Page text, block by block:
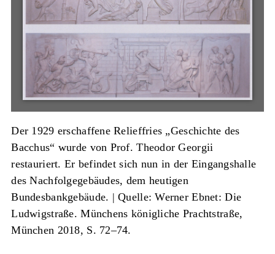
Der 1929 erschaffene Relieffries „Geschichte des
Bacchus“ wurde von Prof. Theodor Georgii
restauriert. Er befindet sich nun in der Eingangshalle
des Nachfolgegebäudes, dem heutigen
Bundesbankgebäude. |Quelle: Werner Ebnet: Die
Ludwigstraße. Münchens königliche Prachtstraße,
München 2018, S. 72–74.